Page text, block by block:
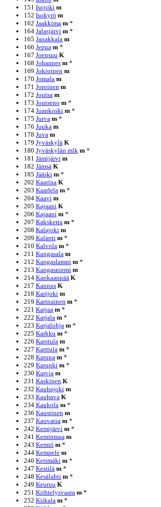
151 Isojoki m
152 Isokyrö m
162 Jaakkima m *
164 Jalasjärvi m *
165 Janakkala m
166 Jepua m *
167 Joensuu K
168 Johannes m *
169 Jokioinen m
170 Jomala m
171 Joroinen m
172 Joutsa m
173 Joutseno m *
174 Juankoski m *
175 Jurva m *
176 Juuka m
178 Juva m
179 Jyväskylä K
180 Jyväskylän mlk m *
181 Jämijärvi m
182 Jämsä K
185 Jääski m *
202 Kaarina K
203 Kaarlela m *
204 Kaavi m
205 Kajaani K
206 Kajaani m *
207 Kakskerta m *
208 Kalajoki m
209 Kalanti m *
210 Kalvola m *
211 Kangasala m
212 Kangaslampi m *
213 Kangasniemi m
214 Kankaanpää K
217 Kannus K
218 Karijoki m
219 Karinainen m *
221 Karjaa m *
222 Karjala m *
223 Karjalohja m *
225 Karkku m *
226 Karstula m
227 Karttula m *
228 Karuna m *
229 Karunki m *
230 Karvia m
231 Kaskinen K
232 Kauhajoki m
233 Kauhava K
234 Kaukola m *
236 Kaustinen m
237 Kauvatsa m *
242 Kemijärvi m *
241 Keminmaa m
243 Kemiö m *
244 Kempele m
246 Kerimäki m *
247 Kestilä m *
248 Kesälahti m *
249 Keuruu K
251 Kiihtelysvaara m *
252 Kiikala m *